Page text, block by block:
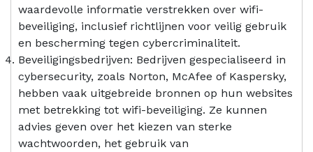
waardevolle informatie verstrekken over wifi-
beveiliging, inclusief richtlijnen voor veilig gebruik
en bescherming tegen cybercriminaliteit.
Beveiligingsbedrijven: Bedrijven gespecialiseerd in
cybersecurity, zoals Norton, McAfee of Kaspersky,
hebben vaak uitgebreide bronnen op hun websites
met betrekking tot wifi-beveiliging. Ze kunnen
advies geven over het kiezen van sterke
wachtwoorden, het gebruik van